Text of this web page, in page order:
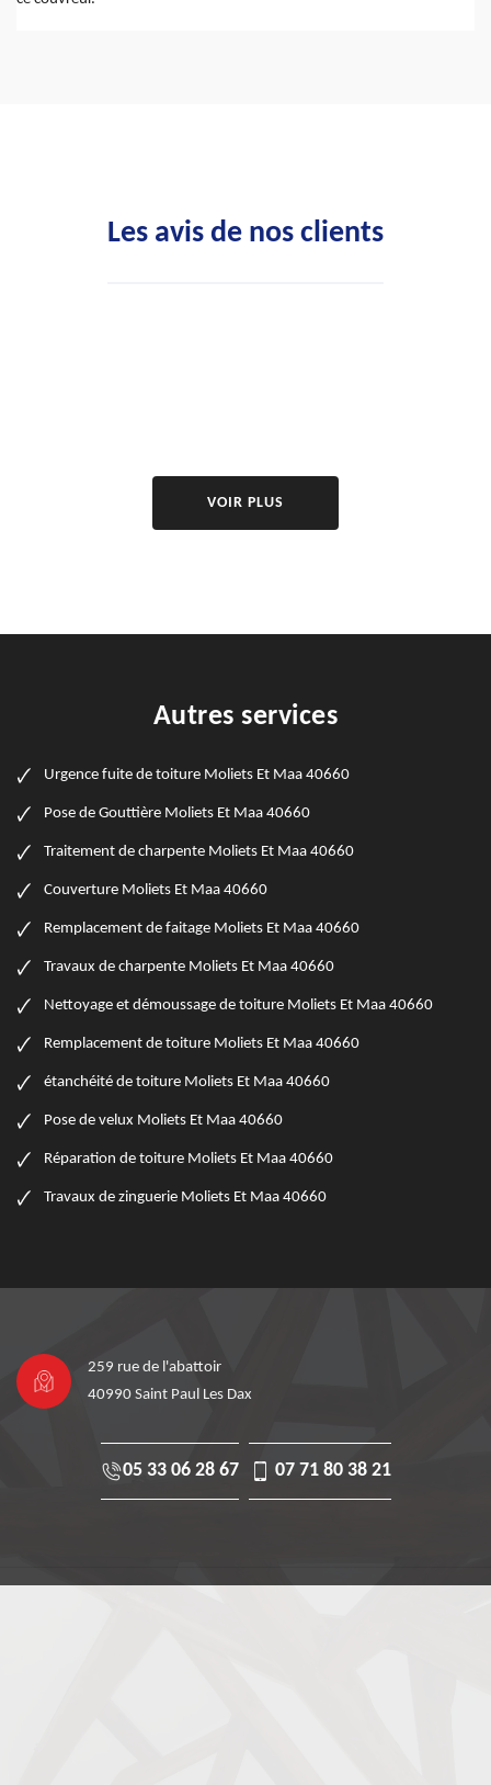
Les avis de nos clients
VOIR PLUS
Autres services
Urgence fuite de toiture Moliets Et Maa 40660
Pose de Gouttière Moliets Et Maa 40660
Traitement de charpente Moliets Et Maa 40660
Couverture Moliets Et Maa 40660
Remplacement de faitage Moliets Et Maa 40660
Travaux de charpente Moliets Et Maa 40660
Nettoyage et démoussage de toiture Moliets Et Maa 40660
Remplacement de toiture Moliets Et Maa 40660
étanchéité de toiture Moliets Et Maa 40660
Pose de velux Moliets Et Maa 40660
Réparation de toiture Moliets Et Maa 40660
Travaux de zinguerie Moliets Et Maa 40660
259 rue de l'abattoir
40990 Saint Paul Les Dax
05 33 06 28 67 07 71 80 38 21